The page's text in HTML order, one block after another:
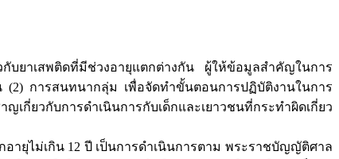
กับยาเสพติดที่มีช่วงอายุแตกต่างกัน ผู้ให้ข้อมูลสำคัญในการ
(2) การสนทนากลุ่ม เพื่อจัดทำขั้นตอนการปฏิบัติงานในการ
เกี่ยวกับการดำเนินการกับเด็กและเยาวชนที่กระทำผิดเกี่ยว
อายุไม่เกิน 12 ปี เป็นการดำเนินการตาม พระราชบัญญัติศาล